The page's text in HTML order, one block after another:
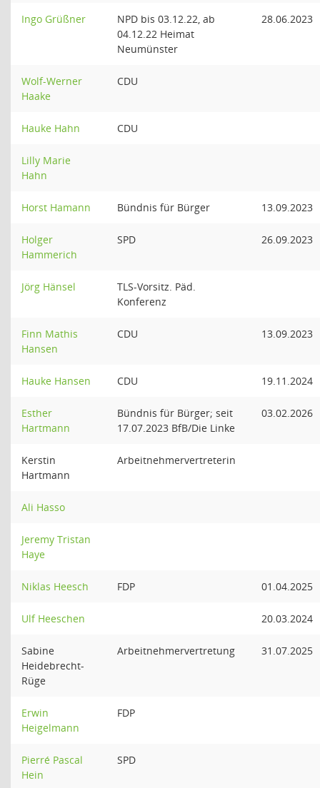
Ingo Grüßner
NPD bis 03.12.22, ab
04.12.22 Heimat
Neumünster
28.06.2023
Wolf-Werner
Haake
CDU
Hauke Hahn CDU
Lilly Marie
Hahn
Horst Hamann Bündnis für Bürger 13.09.2023
Holger
Hammerich
SPD 26.09.2023
Jörg Hänsel
TLS-Vorsitz. Päd.
Konferenz
Finn Mathis
Hansen
CDU 13.09.2023
Hauke Hansen CDU 19.11.2024
Esther
Hartmann
Bündnis für Bürger; seit
17.07.2023 BfB/Die Linke
03.02.2026
Kerstin
Hartmann
Arbeitnehmervertreterin
Ali Hasso
Jeremy Tristan
Haye
Niklas Heesch FDP 01.04.2025
Ulf Heeschen 20.03.2024
Sabine
Heidebrecht-
Rüge
Arbeitnehmervertretung 31.07.2025
Erwin
Heigelmann
FDP
Pierré Pascal
Hein
SPD